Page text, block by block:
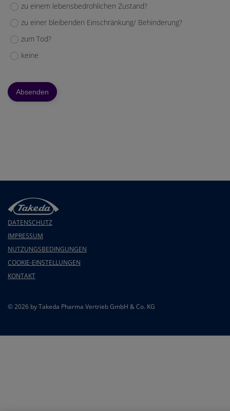
zu einem lebensbedrohlichen Zustand?
zu einer bleibenden Einschränkung/ Behinderung?
zum Tod?
keine
F
o
o
e
DATENSCHUTZ
IMPRESSUM
NUTZUNGSBEDINGUNGEN
COOKIE-EINSTELLUNGEN
KONTAKT
© 2026 by Takeda Pharma Vertrieb GmbH & Co. KG